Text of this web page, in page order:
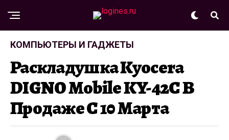
КОМПЬЮТЕРЫ И ГАДЖЕТЫ
Раскладушка Kyocera
DIGNO Mobile KY-42C В
Продаже С 10 Марта